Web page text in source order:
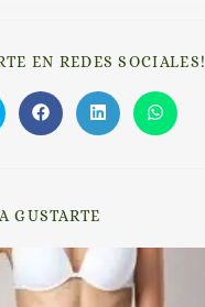
EN REDES SOCIALES!
GUSTARTE